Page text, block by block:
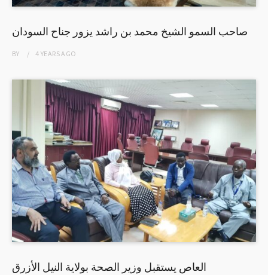
صاحب السمو الشيخ محمد بن راشد يزور جناح السودان
BY 4 YEARSAGO
العاص يستقبل وزير الصحة بولاية النيل الأزرق